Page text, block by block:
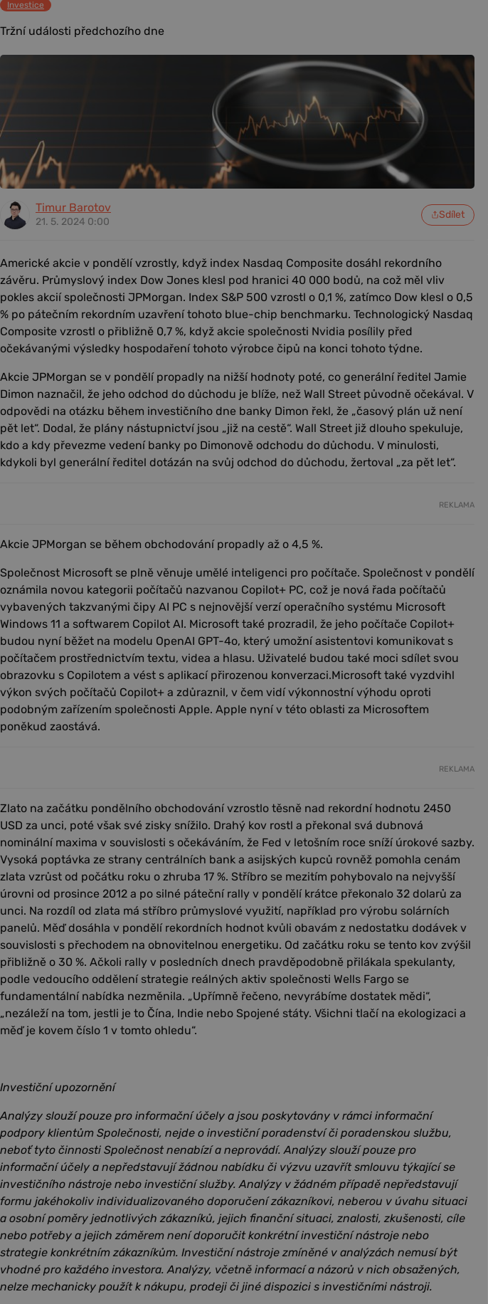
Investice
Tržní události předchozího dne
Timur Barotov
21. 5. 2024 0:00
Sdílet
Americké akcie v pondělí vzrostly, když index Nasdaq Composite dosáhl rekordního
závěru. Průmyslový index Dow Jones klesl pod hranici 40 000 bodů, na což měl vliv
pokles akcií společnosti JPMorgan. Index S&P 500 vzrostl o 0,1 %, zatímco Dow klesl o 0,5
% po pátečním rekordním uzavření tohoto blue-chip benchmarku. Technologický Nasdaq
Composite vzrostl o přibližně 0,7 %, když akcie společnosti Nvidia posílily před
očekávanými výsledky hospodaření tohoto výrobce čipů na konci tohoto týdne.
Akcie JPMorgan se v pondělí propadly na nižší hodnoty poté, co generální ředitel Jamie
Dimon naznačil, že jeho odchod do důchodu je blíže, než Wall Street původně očekával. V
odpovědi na otázku během investičního dne banky Dimon řekl, že „časový plán už není
pět let“. Dodal, že plány nástupnictví jsou „již na cestě“. Wall Street již dlouho spekuluje,
kdo a kdy převezme vedení banky po Dimonově odchodu do důchodu. V minulosti,
kdykoli byl generální ředitel dotázán na svůj odchod do důchodu, žertoval „za pět let“.
REKLAMA
Akcie JPMorgan se během obchodování propadly až o 4,5 %.
Společnost Microsoft se plně věnuje umělé inteligenci pro počítače. Společnost v pondělí
oznámila novou kategorii počítačů nazvanou Copilot+ PC, což je nová řada počítačů
vybavených takzvanými čipy AI PC s nejnovější verzí operačního systému Microsoft
Windows 11 a softwarem Copilot AI. Microsoft také prozradil, že jeho počítače Copilot+
budou nyní běžet na modelu OpenAI GPT-4o, který umožní asistentovi komunikovat s
počítačem prostřednictvím textu, videa a hlasu. Uživatelé budou také moci sdílet svou
obrazovku s Copilotem a vést s aplikací přirozenou konverzaci.Microsoft také vyzdvihl
výkon svých počítačů Copilot+ a zdůraznil, v čem vidí výkonnostní výhodu oproti
podobným zařízením společnosti Apple. Apple nyní v této oblasti za Microsoftem
poněkud zaostává.
REKLAMA
Zlato na začátku pondělního obchodování vzrostlo těsně nad rekordní hodnotu 2450
USD za unci, poté však své zisky snížilo. Drahý kov rostl a překonal svá dubnová
nominální maxima v souvislosti s očekáváním, že Fed v letošním roce sníží úrokové sazby.
Vysoká poptávka ze strany centrálních bank a asijských kupců rovněž pomohla cenám
zlata vzrůst od počátku roku o zhruba 17 %. Stříbro se mezitím pohybovalo na nejvyšší
úrovni od prosince 2012 a po silné páteční rally v pondělí krátce překonalo 32 dolarů za
unci. Na rozdíl od zlata má stříbro průmyslové využití, například pro výrobu solárních
panelů. Měď dosáhla v pondělí rekordních hodnot kvůli obavám z nedostatku dodávek v
souvislosti s přechodem na obnovitelnou energetiku. Od začátku roku se tento kov zvýšil
přibližně o 30 %. Ačkoli rally v posledních dnech pravděpodobně přilákala spekulanty,
podle vedoucího oddělení strategie reálných aktiv společnosti Wells Fargo se
fundamentální nabídka nezměnila. „Upřímně řečeno, nevyrábíme dostatek mědi“,
„nezáleží na tom, jestli je to Čína, Indie nebo Spojené státy. Všichni tlačí na ekologizaci a
měď je kovem číslo 1 v tomto ohledu“.
Investiční upozornění
Analýzy slouží pouze pro informační účely a jsou poskytovány v rámci informační
podpory klientům Společnosti, nejde o investiční poradenství či poradenskou službu,
neboť tyto činnosti Společnost nenabízí a neprovádí. Analýzy slouží pouze pro
informační účely a nepředstavují žádnou nabídku či výzvu uzavřít smlouvu týkající se
investičního nástroje nebo investiční služby. Analýzy v žádném případě nepředstavují
formu jakéhokoliv individualizovaného doporučení zákazníkovi, neberou v úvahu situaci
a osobní poměry jednotlivých zákazníků, jejich finanční situaci, znalosti, zkušenosti, cíle
nebo potřeby a jejich záměrem není doporučit konkrétní investiční nástroje nebo
strategie konkrétním zákazníkům. Investiční nástroje zmíněné v analýzách nemusí být
vhodné pro každého investora. Analýzy, včetně informací a názorů v nich obsažených,
nelze mechanicky použít k nákupu, prodeji či jiné dispozici s investičními nástroji.